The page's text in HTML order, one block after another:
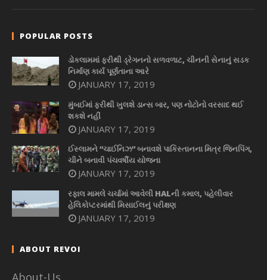
POPULAR POSTS
ડોકલામમાં ફરીથી ડ્રેગનનો સળવળાટ, ચીનની સેનાનું સડક
નિર્માણ કાર્ય પૂર્ણતાના આરે
JANUARY 17, 2019
મુંબઈમાં ફરીથી ખુલશે ડાન્સ બાર, પણ નોટોનો વરસાદ થઈ
શકશે નહીં
JANUARY 17, 2019
ઈસ્લામને “ચાઈનિઝ” બનાવશે પાકિસ્તાનના મિત્ર જિનપિંગ,
ચીને બનાવી પંચવર્ષીય યોજના
JANUARY 17, 2019
રફાલ મામલે ચર્ચામાં આવેલી HALની કમાલ, પહેલીવાર
હેલિકોપ્ટરમાંથી મિસાઈલનું પરીક્ષણ
JANUARY 17, 2019
ABOUT REVOI